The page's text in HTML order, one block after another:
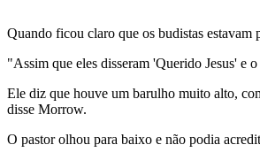
Quando ficou claro que os budistas estavam
"Assim que eles disseram 'Querido Jesus' e
Ele diz que houve um barulho muito alto,
disse Morrow.
O pastor olhou para baixo e não podia